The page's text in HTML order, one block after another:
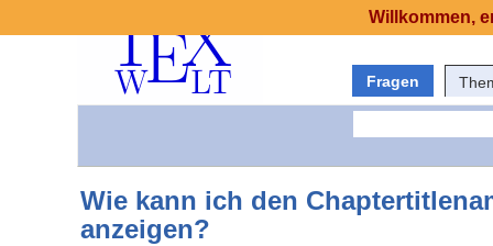
Fragen
Wie kann ich den
anzeigen?
Willkommen,